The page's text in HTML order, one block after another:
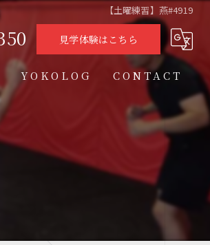
【土曜練習】燕#4919
見学体験はこちら
YOKOLOG CONTACT